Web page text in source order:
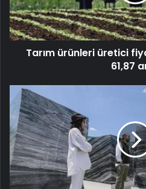
Tarım ürünleri üretici
61,87